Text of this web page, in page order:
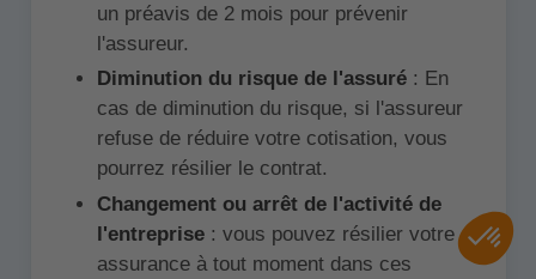
un préavis de 2 mois pour prévenir
l'assureur.
Diminution du risque de l'assuré : En
cas de diminution du risque, si l'assureur
refuse de réduire votre cotisation, vous
pourrez résilier le contrat.
Changement ou arrêt de l'activité de
l'entreprise : vous pouvez résilier votre
assurance à tout moment dans ces